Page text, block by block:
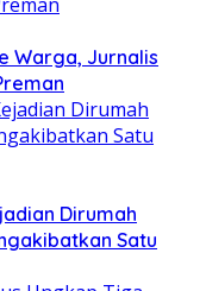
Warga, Jurnalis
Dirumah
Satu